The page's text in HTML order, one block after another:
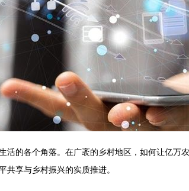
的各个角落。在广袤的乡村地区，如何让亿万
共享与乡村振兴的实质推进。